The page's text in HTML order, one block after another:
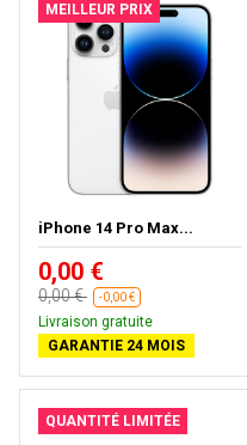
MEILLEUR PRIX
iPhone 14 Pro Max...
0,00 €
0,00 € -0,00 €
Livraison gratuite
GARANTIE 24 MOIS
QUANTITÉ LIMITÉE